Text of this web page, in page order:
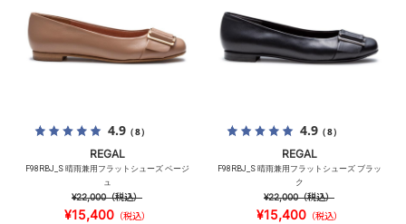
4.9（8）
REGAL
F98RBJ_S 晴雨兼用フラットシューズ ベージ
ュ
¥22,000（税込）
¥15,400（税込）
4.9（8）
REGAL
F98RBJ_S 晴雨兼用フラットシューズ ブラッ
ク
¥22,000（税込）
¥15,400（税込）